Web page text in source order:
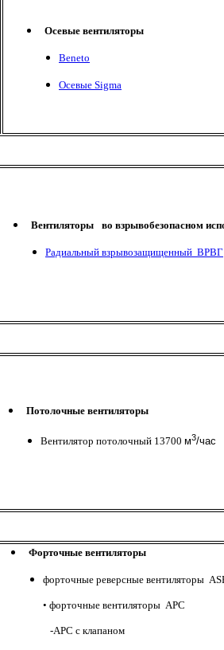
Осевые вентиляторы
Beneto
Осевые Sigma
Вентиляторы во взрывобезопасном
Радиальный взрывозащищенный ВРВГ
Потолочные вентиляторы
Вентилятор потолочный 13700 м3/час
Форточные вентиляторы
форточные реверсные вентиляторы
• форточные вентиляторы APC
-APC с клапаном